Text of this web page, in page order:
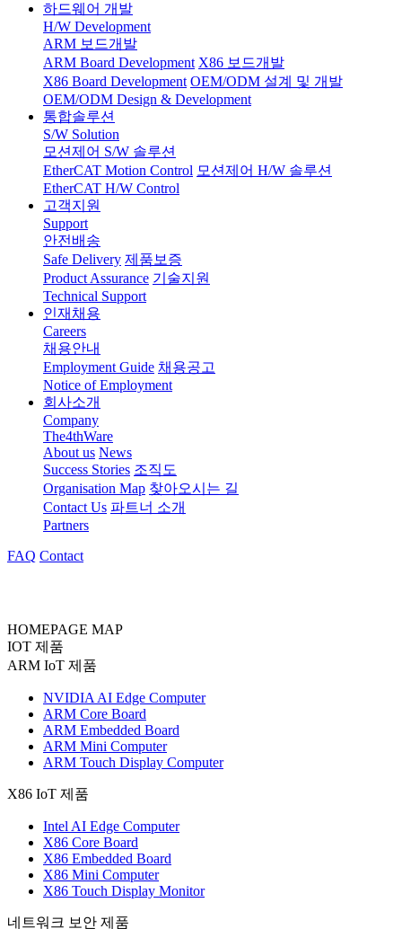
하드웨어 개발
H/W Development
ARM 보드개발
ARM Board Development X86 보드개발
X86 Board Development OEM/ODM 설계 및 개발
OEM/ODM Design & Development
통합솔루션
S/W Solution
모션제어 S/W 솔루션
EtherCAT Motion Control 모션제어 H/W 솔루션
EtherCAT H/W Control
고객지원
Support
안전배송
Safe Delivery 제품보증
Product Assurance 기술지원
Technical Support
인재채용
Careers
채용안내
Employment Guide 채용공고
Notice of Employment
회사소개
Company
The4thWare
About us News
Success Stories 조직도
Organisation Map 찾아오시는 길
Contact Us 파트너 소개
Partners
FAQ Contact
HOMEPAGE MAP
IOT 제품
ARM IoT 제품
NVIDIA AI Edge Computer
ARM Core Board
ARM Embedded Board
ARM Mini Computer
ARM Touch Display Computer
X86 IoT 제품
Intel AI Edge Computer
X86 Core Board
X86 Embedded Board
X86 Mini Computer
X86 Touch Display Monitor
네트워크 보안 제품